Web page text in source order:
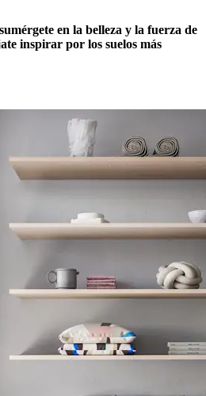
en la belleza y la fuerza de
inspirar por los suelos más